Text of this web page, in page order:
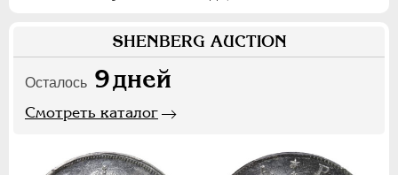
SHENBERG AUCTION
Осталось 9дней
Смотреть каталог